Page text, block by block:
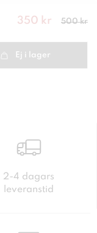
Nuvarande
krTidigare
pris
350 kr 500 kr
Ej i lager
2-4 dagars
leveranstid